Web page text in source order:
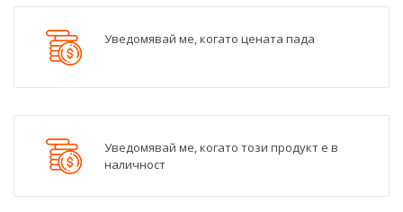
Уведомявай ме, когато цената пада
Уведомявай ме, когато този продукт е в
наличност